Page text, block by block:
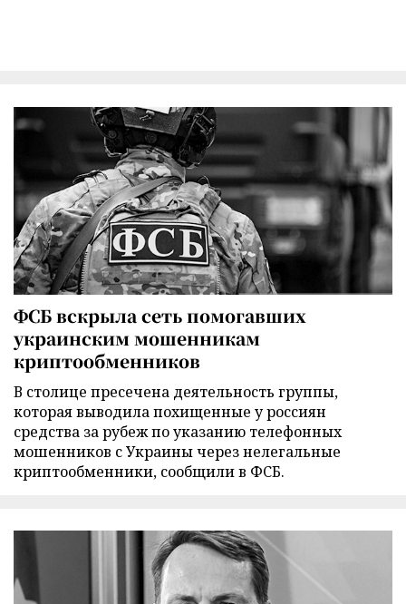
ФСБ вскрыла сеть помогавших
украинским мошенникам
криптообменников
В столице пресечена деятельность группы,
которая выводила похищенные у россиян
средства за рубеж по указанию телефонных
мошенников с Украины через нелегальные
криптообменники, сообщили в ФСБ.